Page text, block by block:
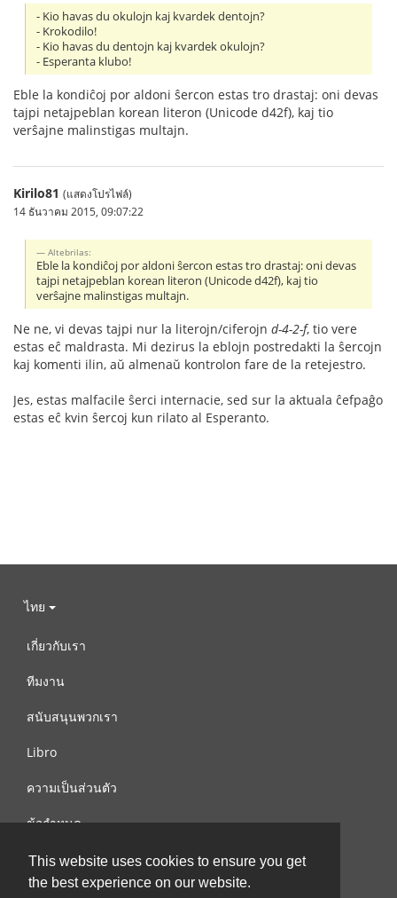
This website uses cookies to ensure you get
the best experience on our website.
- Kio havas du okulojn kaj kvardek dentojn?
- Krokodilo!
- Kio havas du dentojn kaj kvardek okulojn?
- Esperanta klubo!
Eble la kondiĉoj por aldoni ŝercon estas tro drastaj: oni devas
tajpi netajpeblan korean literon (Unicode d42f), kaj tio
verŝajne malinstigas multajn.
Kirilo81 (แสดงโปรไฟล์)
14 ธันวาคม 2015, 09:07:22
Altebrilas:
Eble la kondiĉoj por aldoni ŝercon estas tro drastaj: oni devas
tajpi netajpeblan korean literon (Unicode d42f), kaj tio
verŝajne malinstigas multajn.
Ne ne, vi devas tajpi nur la literojn/ciferojn d-4-2-f, tio vere
estas eĉ maldrasta. Mi dezirus la eblojn postredakti la ŝercojn
kaj komenti ilin, aŭ almenaŭ kontrolon fare de la retejestro.
Jes, estas malfacile ŝerci internacie, sed sur la aktuala ĉefpaĝo
estas eĉ kvin ŝercoj kun rilato al Esperanto.
ไทย
เกี่ยวกับเรา
ทีมงาน
สนับสนุนพวกเรา
Libro
ความเป็นส่วนตัว
ข้อกำหนด
ติดต่อเรา